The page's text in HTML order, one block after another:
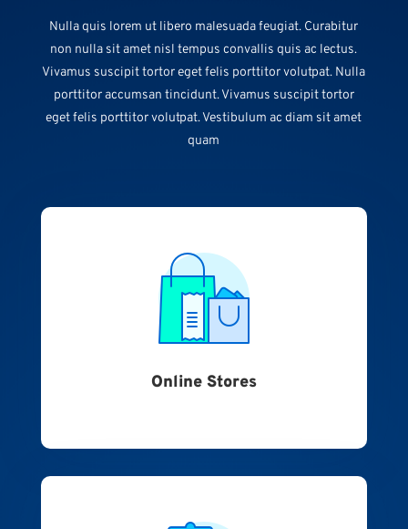
Nulla quis lorem ut libero malesuada feugiat. Curabitur
non nulla sit amet nisl tempus convallis quis ac lectus.
Vivamus suscipit tortor eget felis porttitor volutpat. Nulla
porttitor accumsan tincidunt. Vivamus suscipit tortor
eget felis porttitor volutpat. Vestibulum ac diam sit amet
quam
Online Stores